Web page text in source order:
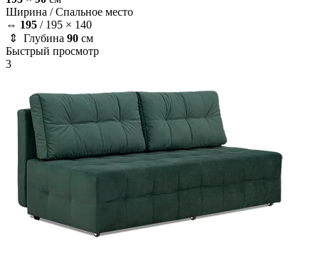
Ширина /Спальное место
⇔ 195 / 195 × 140
⇕ Глубина 90 см
Быстрый просмотр
3